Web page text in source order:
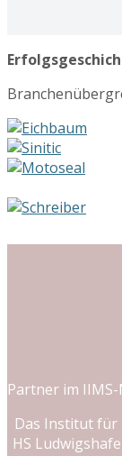
Partner im
Das Institut
HS